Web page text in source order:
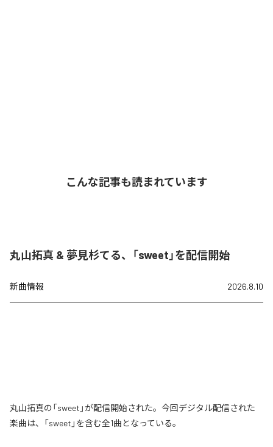
こんな記事も読まれています
丸山拓真 & 夢見杉てる、「sweet」を配信開始
新曲情報 2026.8.10
丸山拓真の「sweet」が配信開始された。今回デジタル配信された
楽曲は、「sweet」を含む全1曲となっている。